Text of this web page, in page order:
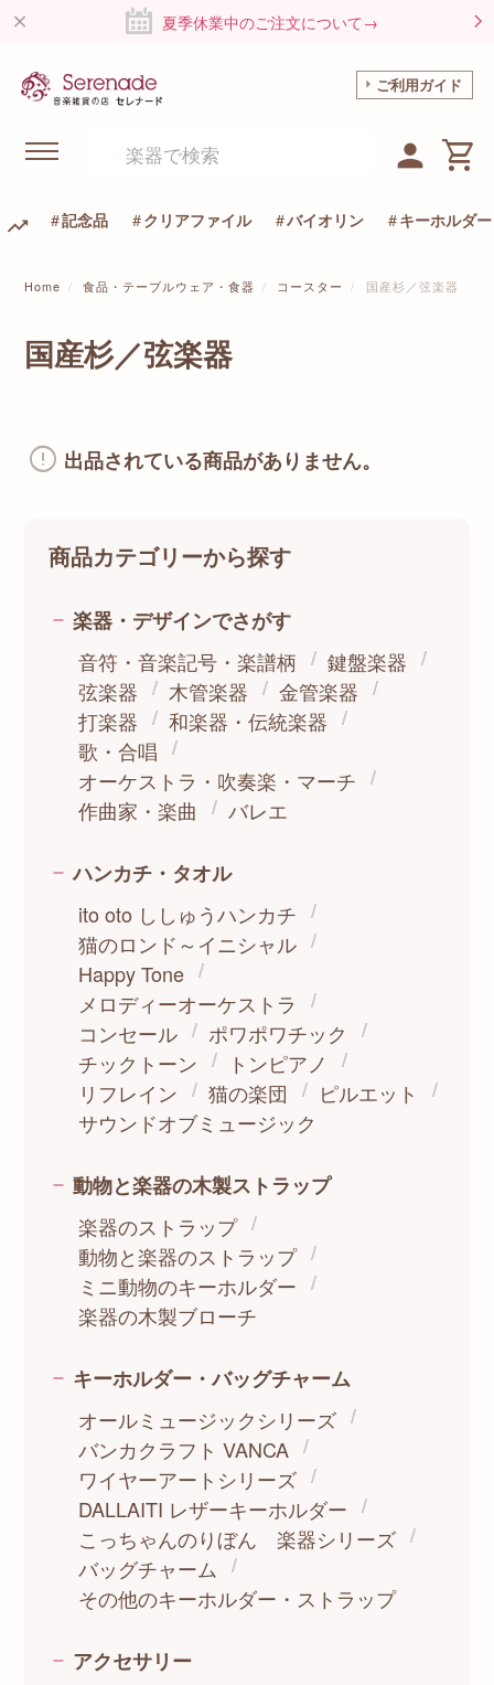
夏季休業中のご注文について→
ご利用ガイド
記念品 クリアファイル バイオリン キーホルダー
Home 食品・テーブルウェア・食器 コースター 国産杉／弦楽器
国産杉／弦楽器
出品されている商品がありません。
商品カテゴリーから探す
楽器・デザインでさがす
音符・音楽記号・楽譜柄
鍵盤楽器
弦楽器
木管楽器
金管楽器
打楽器
和楽器・伝統楽器
歌・合唱
オーケストラ・吹奏楽・マーチ
作曲家・楽曲
バレエ
ハンカチ・タオル
ito oto ししゅうハンカチ
猫のロンド～イニシャル
Happy Tone
メロディーオーケストラ
コンセール
ポワポワチック
チックトーン
トンピアノ
リフレイン
猫の楽団
ピルエット
サウンドオブミュージック
動物と楽器の木製ストラップ
楽器のストラップ
動物と楽器のストラップ
ミニ動物のキーホルダー
楽器の木製ブローチ
キーホルダー・バッグチャーム
オールミュージックシリーズ
バンカクラフト VANCA
ワイヤーアートシリーズ
DALLAITI レザーキーホルダー
こっちゃんのりぼん 楽器シリーズ
バッグチャーム
その他のキーホルダー・ストラップ
アクセサリー